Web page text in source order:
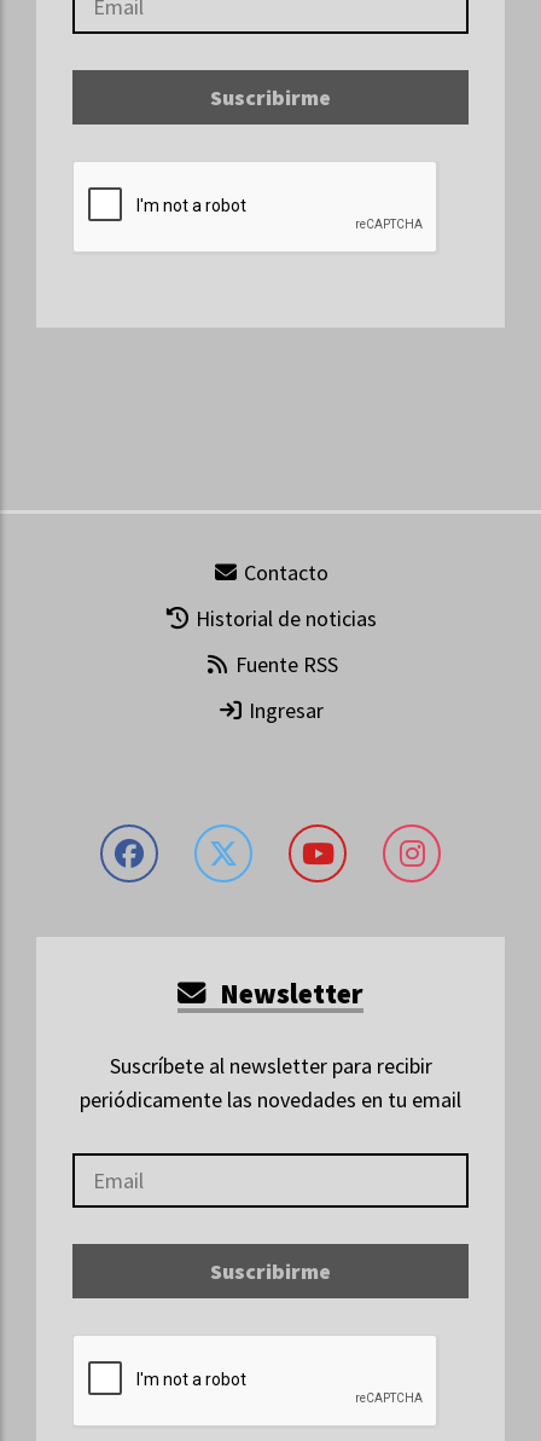
Suscribirme
Contacto
Historial de noticias
Fuente RSS
Ingresar
Newsletter
Suscríbete al newsletter para recibir
periódicamente las novedades en tu email
Suscribirme